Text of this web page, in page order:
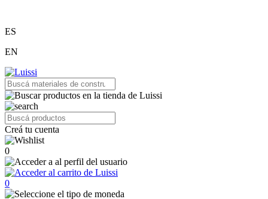
ES
EN
Creá tu cuenta
0
0